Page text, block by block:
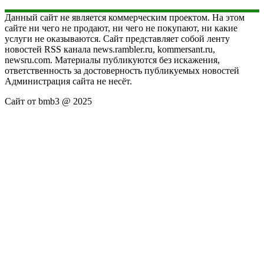
Данный сайт не является коммерческим проектом. На этом
сайте ни чего не продают, ни чего не покупают, ни какие
услуги не оказываются. Сайт представляет собой ленту
новостей RSS канала news.rambler.ru, kommersant.ru,
newsru.com. Материалы публикуются без искажения,
ответственность за достоверность публикуемых новостей
Администрация сайта не несёт.
Сайт от bmb3 @ 2025